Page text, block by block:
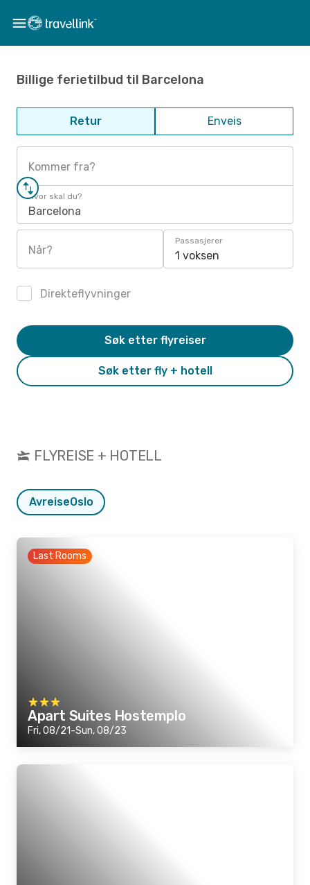
Billige ferietilbud til Barcelona
Retur Enveis
Kommer fra?
Hvor skal du?
Barcelona
Når?
Passasjerer
1 voksen
Direkteflyvninger
Søk etter fly + hotell
Søk etter flyreiser
FLYREISE + HOTELL
AvreiseOslo
Last Rooms
Apart Suites Hostemplo
Fri, 08/21-Sun, 08/23